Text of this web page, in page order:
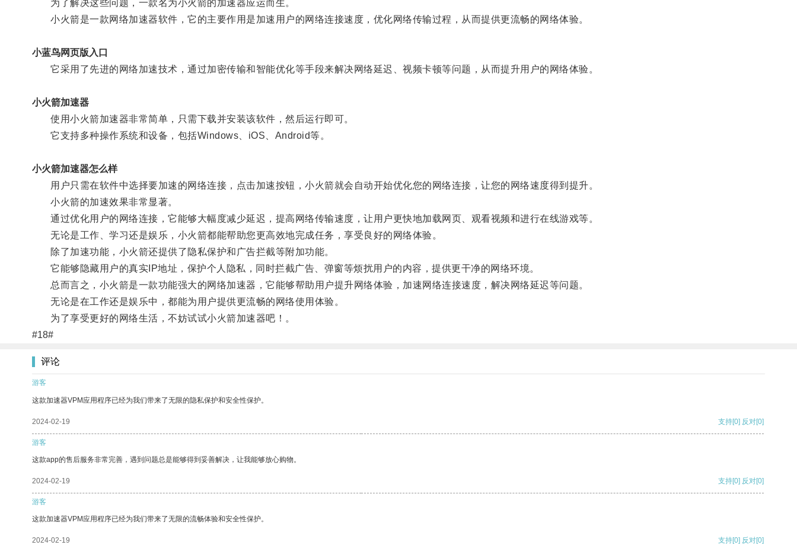
为了解决这些问题，一款名为小火箭的加速器应运而生。
小火箭是一款网络加速器软件，它的主要作用是加速用户的网络连接速度，优化网络传输过程，从而提供更流畅的网络体验。
小蓝鸟网页版入口
它采用了先进的网络加速技术，通过加密传输和智能优化等手段来解决网络延迟、视频卡顿等问题，从而提升用户的网络体验。
小火箭加速器
使用小火箭加速器非常简单，只需下载并安装该软件，然后运行即可。
它支持多种操作系统和设备，包括Windows、iOS、Android等。
小火箭加速器怎么样
用户只需在软件中选择要加速的网络连接，点击加速按钮，小火箭就会自动开始优化您的网络连接，让您的网络速度得到提升。
小火箭的加速效果非常显著。
通过优化用户的网络连接，它能够大幅度减少延迟，提高网络传输速度，让用户更快地加载网页、观看视频和进行在线游戏等。
无论是工作、学习还是娱乐，小火箭都能帮助您更高效地完成任务，享受良好的网络体验。
除了加速功能，小火箭还提供了隐私保护和广告拦截等附加功能。
它能够隐藏用户的真实IP地址，保护个人隐私，同时拦截广告、弹窗等烦扰用户的内容，提供更干净的网络环境。
总而言之，小火箭是一款功能强大的网络加速器，它能够帮助用户提升网络体验，加速网络连接速度，解决网络延迟等问题。
无论是在工作还是娱乐中，都能为用户提供更流畅的网络使用体验。
为了享受更好的网络生活，不妨试试小火箭加速器吧！。
#18#
评论
游客
这款加速器VPM应用程序已经为我们带来了无限的隐私保护和安全性保护。
2024-02-19 支持[0] 反对[0]
游客
这款app的售后服务非常完善，遇到问题总是能够得到妥善解决，让我能够放心购物。
2024-02-19 支持[0] 反对[0]
游客
这款加速器VPM应用程序已经为我们带来了无限的流畅体验和安全性保护。
2024-02-19 支持[0] 反对[0]